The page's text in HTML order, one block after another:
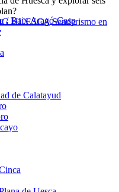
/ Baix Aragó-Casp
de Calatayud
HUESCA Senderismo en